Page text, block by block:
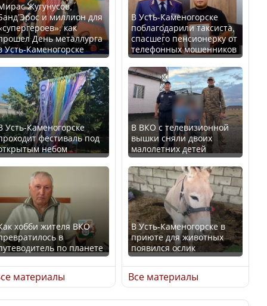
возглавил
благополучия
стран Центральной
ли представлены
регионов в
төменгі жалақы,
экология: жеті
сайлаушылармен
талқылап жатыр?
В России введены
дополнительные
ограничения для
казахстанских прав
Трамп официально
вступил в должность
президента США
Луну признали объектом
культурного наследия,
находящегося под
угрозой исчезновения
Жугунусов,
и миллион для
как
День металлурга
Усть-Каменогорске
Усть-Каменогорске
фестиваль под
небом
хобби жителя ВКО
в
по планете
материалы
В Усть-Каменогорске
поблагодарили таксиста,
спасшего пенсионерку от
телефонных мошенников
В ВКО с телевизионной
вышки сняли двоих
малолетних детей
В Усть-Каменогорске в
приюте для животных
появился ослик
Все материалы